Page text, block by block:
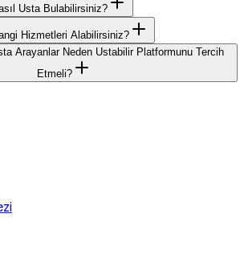
Usta Bulabilirsiniz?
Hizmetleri Alabilirsiniz?
Arayanlar Neden Ustabilir Platformunu Tercih
Etmeli?